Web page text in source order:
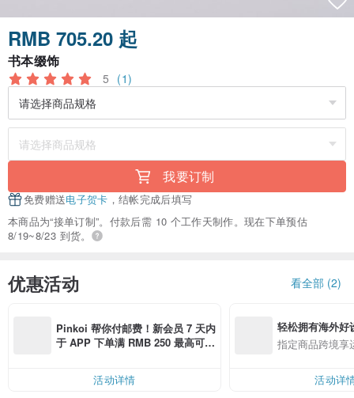
RMB 705.20 起
书本缀饰
5 (1)
我要订制
免费赠送电子贺卡 ，结帐完成后填写
本商品为“接单订制”。付款后需 10 个工作天制作。现在下单预估
8/19~8/23 到货。
优惠活动 看全部 (2)
Pinkoi 帮你付邮费！新会员 7 天内
于 APP 下单满 RMB 250 最高可折
活动详情
轻松拥有海外好
指定商品跨境享
活动详